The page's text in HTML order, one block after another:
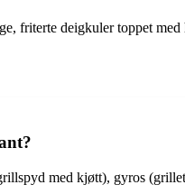
friterte deigkuler toppet
med kjøtt), gyros